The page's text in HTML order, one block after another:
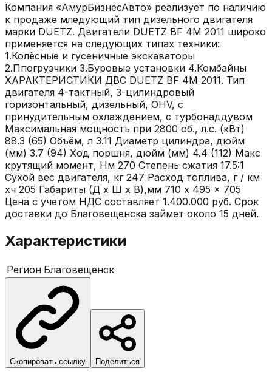
Компания «АмурБизнесАвто» реализует по наличию
к продаже мледующий тип дизельного двигателя
марки DUETZ. Двигатели DUETZ BF 4M 2011 широко
применяется на следующих типах техники:
1.Колёсные и гусеничные экскаваторы
2.Ппогрузчики 3.Буровые установки 4.Комбайны
ХАРАКТЕРИСТИКИ ДВС DUETZ BF 4M 2011. Тип
двигателя 4-тактный, 3-цилиндровый
горизонтальный, дизельный, OHV, с
принудительным охлаждением, с турбонаддувом
Максимальная мощность при 2800 об., л.с. (кВт)
88.3 (65) Объём, л 3.11 Диаметр цилиндра, дюйм
(мм) 3.7 (94) Ход поршня, дюйм (мм) 4.4 (112) Макс
крутящий момент, Нм 270 Степень сжатия 17.5:1
Сухой вес двигателя, кг 247 Расход топлива, г / км
хч 205 Габариты (Д x Ш x В),мм 710 x 495 x 705
Цена с учетом НДС составляет 1.400.000 руб. Срок
доставки до Благовещенска займет около 15 дней.
Характеристики
Регион Благовещенск
Скопировать ссылку Поделиться